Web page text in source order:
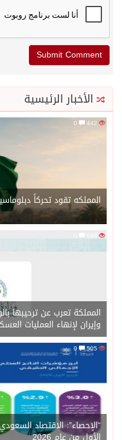
الأخبار الرئيسية
المملكه تقود تحركاً
589
المملكة تعرب عن ترحيبها
وإيران لإنهاء العمليات
505